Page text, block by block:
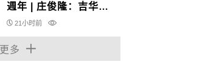
週年 | 庄俊隆：吉华小
生源大跌 非华裔生比
例续飙升
21小时前
更多